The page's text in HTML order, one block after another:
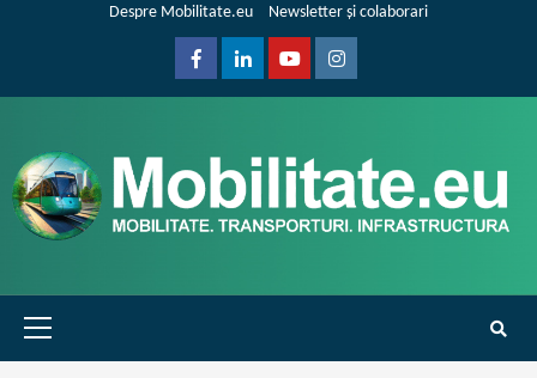
Despre Mobilitate.eu Newsletter și colaborari
FacebookLinkedinYoutubeInstagram
Primary
Menu